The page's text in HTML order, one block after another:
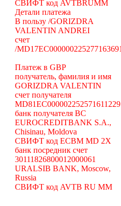
СВИФТ код AVTBRUMM
Детали платежа
В пользу /GORIZDRA
VALENTIN ANDREI
счет
/MD17EC000000225277163691
Платеж в GBP
получатель, фамилия и имя
GORIZDRA VALENTIN
счет получателя
MD81EC000002252571611229
банк получателя BC
EUROCREDITBANK S.A.,
Chisinau, Moldova
СВИФТ код ECBM MD 2X
банк посредник счет
30111826800012000061
URALSIB BANK, Moscow,
Russia
СВИФТ код AVTB RU MM